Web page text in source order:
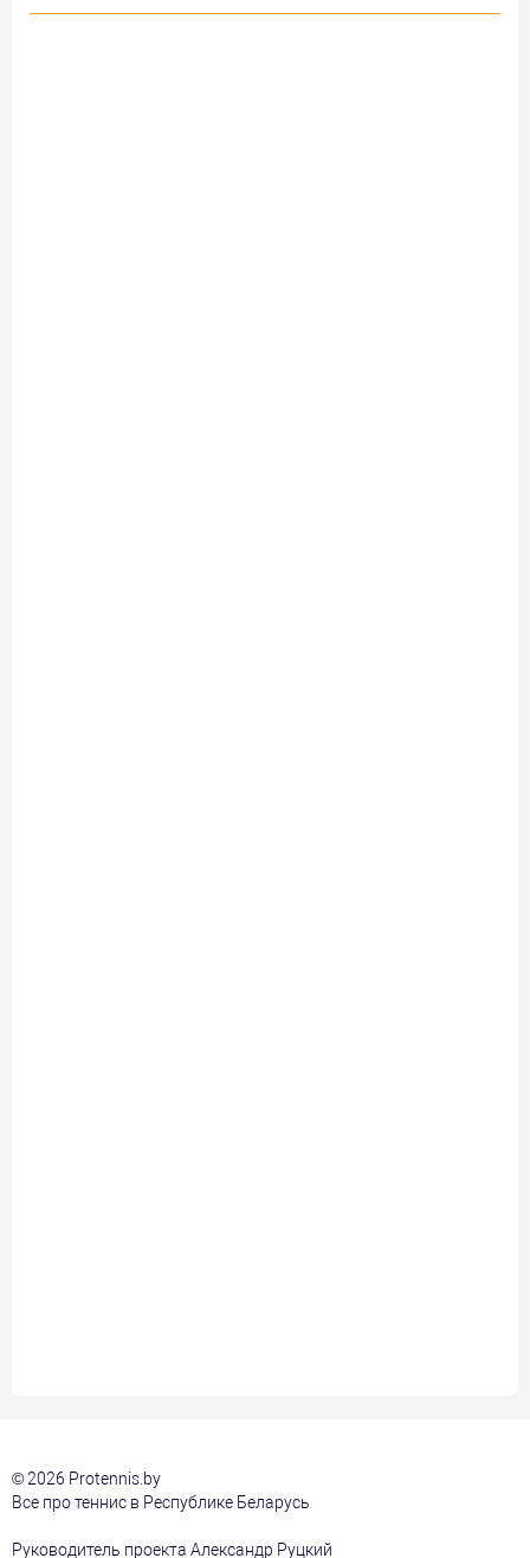
© 2026 Protennis.by
Все про теннис в Республике Беларусь
Руководитель проекта Александр Руцкий